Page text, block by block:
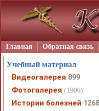
Главная Обратная связь
Учебный материал
Видеогалерея 899
Фотогалерея (1906)
Истории болезней 1268